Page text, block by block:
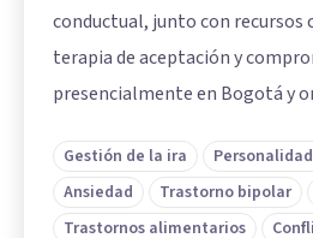
conductual, junto con recursos
terapia de aceptación y
presencialmente en Bogotá y
Gestión de la ira
Ansiedad
Trastorno bipolar
Trastornos alimentarios